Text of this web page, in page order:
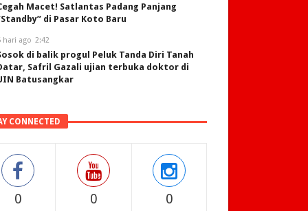
Macet! Satlantas Padang Panjang
di Pasar Koto Baru
hari ago 2:42
di balik progul Peluk Tanda Diri Tanah
Safril Gazali ujian terbuka doktor di
Batusangkar
CONNECTED
0 0 0